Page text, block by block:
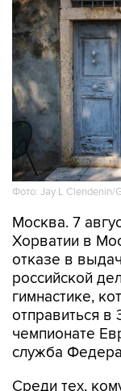
Фото: Jay L Clendenin/
Москва. 7
Хорватии в
отказе в
российской
гимнастике,
отправиться в
чемпионате
служба
Среди тех,